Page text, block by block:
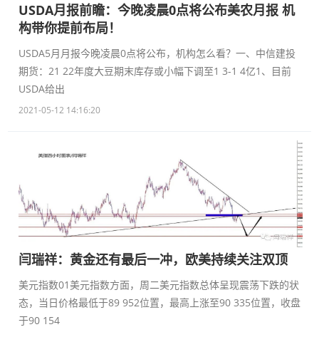
USDA月报前瞻：今晚凌晨0点将公布美农月报 机
构带你提前布局！
USDA5月月报今晚凌晨0点将公布，机构怎么看？一、中信建投
期货：21 22年度大豆期末库存或小幅下调至1 3-1 4亿1、目前
USDA给出
2021-05-12 14:16:20
闫瑞祥：黄金还有最后一冲，欧美持续关注双顶
美元指数01美元指数方面，周二美元指数总体呈现震荡下跌的状
态，当日价格最低于89 952位置，最高上涨至90 335位置，收盘
于90 154